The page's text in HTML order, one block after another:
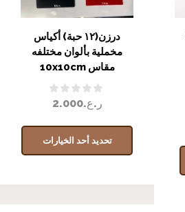
درزن(١٢ حبة) أكياس
مخملية بألوان مختلفه
مقاس 10x10cm
ر.ع.2.000
تحديد أحد الخيارات